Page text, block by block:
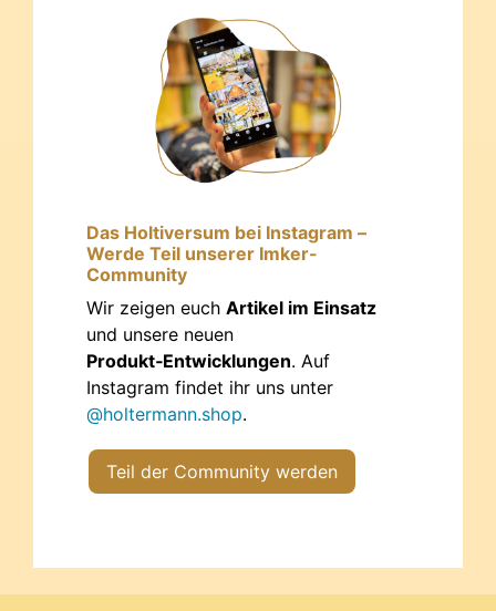
Das Holtiversum bei Instagram –
Werde Teil unserer Imker-
Community
Wir zeigen euch Artikel im Einsatz
und unsere neuen
Produkt‑Entwicklungen. Auf
Instagram findet ihr uns unter
@holtermann.shop.
Teil der Community werden